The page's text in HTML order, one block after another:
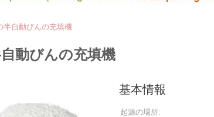
半自動びんの充填機
動びんの充填機
基本情報
起源の場所: